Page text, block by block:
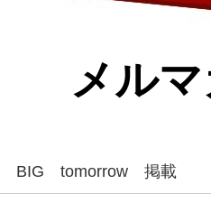
メル
BIG tomorrow 掲載